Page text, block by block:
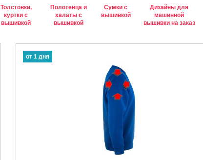
Толстовки,
куртки с
вышивкой
Полотенца и
халаты с
вышивкой
Сумки с
вышивкой
Дизайны для
машинной
вышивки на заказ
от 1 дня